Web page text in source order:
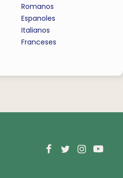
Romanos
Espanoles
Italianos
Franceses